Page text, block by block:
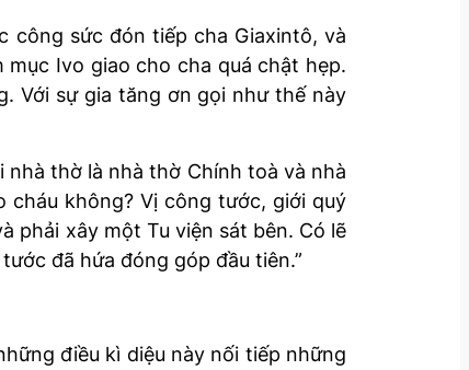
công sức đón tiếp cha Giaxintô, và
Ivo giao cho cha quá chật hẹp.
Với sự gia tăng ơn gọi như thế này
thờ là nhà thờ Chính toà và nhà
cháu không? Vị công tước, giới quý
phải xây một Tu viện sát bên. Có lẽ
đã hứa đóng góp đầu tiên.”
điều kì diệu này nối tiếp những